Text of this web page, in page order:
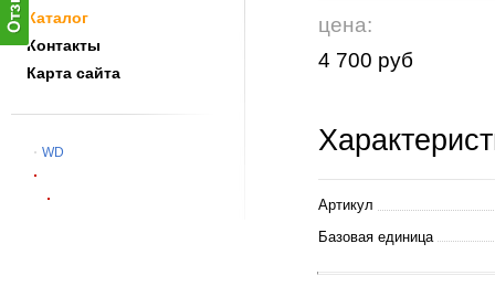
Каталог
Контакты
Карта сайта
WD
цена:
4 700 руб
Артикул
Базовая единица